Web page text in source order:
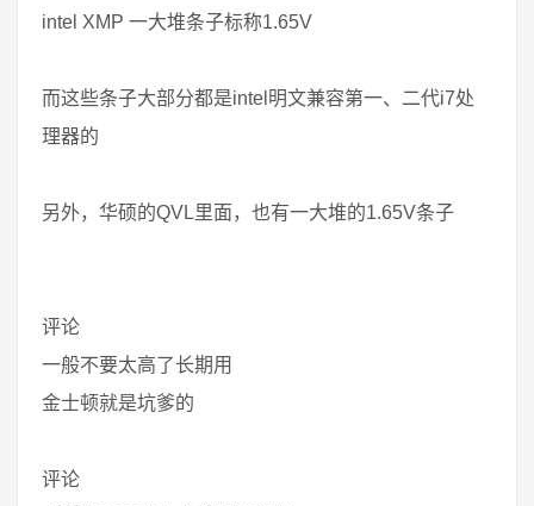
intel XMP 一大堆条子标称1.65V
而这些条子大部分都是intel明文兼容第一、二代i7处
理器的
另外，华硕的QVL里面，也有一大堆的1.65V条子
评论
一般不要太高了长期用
金士顿就是坑爹的
评论